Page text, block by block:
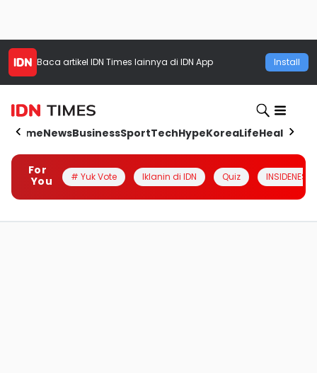
Baca artikel IDN Times lainnya di IDN App Install
HomeNewsBusinessSportTechHypeKoreaLifeHealth
For
You
# Yuk Vote Iklanin di IDN Quiz INSIDENESIA